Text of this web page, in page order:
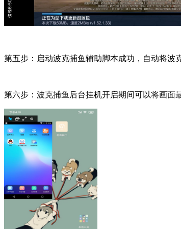
第五步：启动波克捕鱼辅助脚本成功，自动将波
第六步：波克捕鱼后台挂机开启期间可以将画面